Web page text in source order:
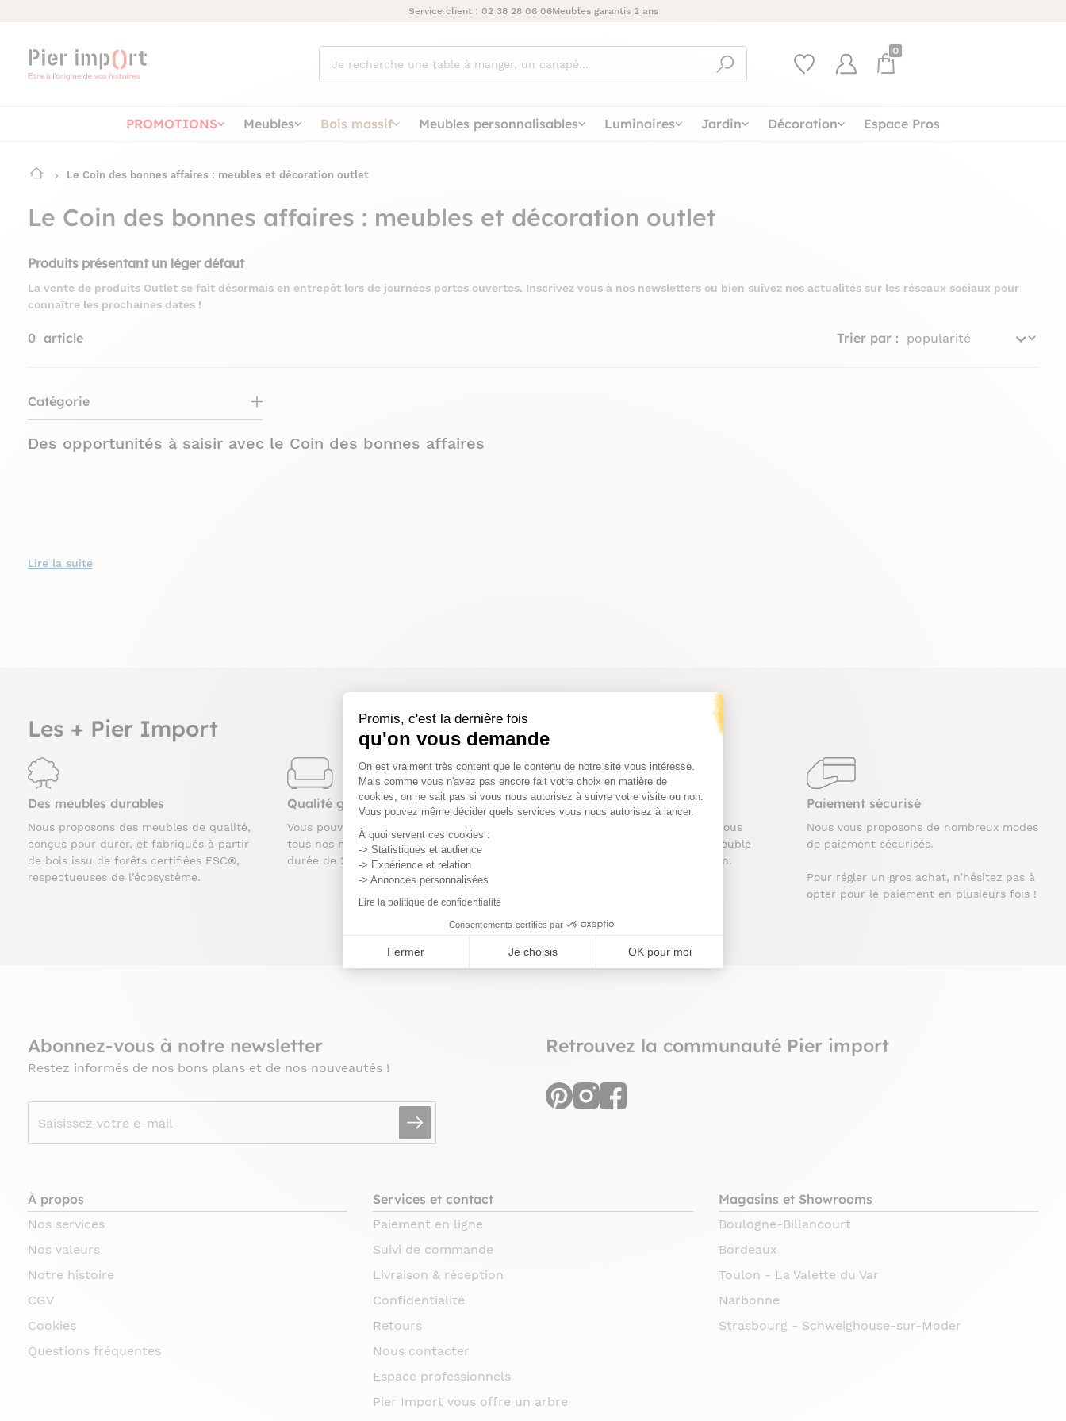
Promis, c'est la dernière fois
qu'on vous demande
Plateforme de Gestion du Consentement : Personnalisez vos Options
On est vraiment très content que le contenu de notre site vous intéresse.
Mais comme vous n'avez pas encore fait votre choix en matière de
cookies, on ne sait pas si vous nous autorisez à suivre votre visite ou non.
Vous pouvez même décider quels services vous nous autorisez à lancer.
À quoi servent ces cookies :
-> Statistiques et audience
-> Expérience et relation
-> Annonces personnalisées
Lire la politique de confidentialité
Consentements certifiés par
Fermer Je choisis OK pour moi
Service client : 02 38 28 06 06Meubles garantis 2 ans
cherchez
vous ?
0
PROMOTIONS Meubles Bois massif Meubles personnalisables Luminaires Jardin Décoration Espace Pros
Le Coin des bonnes affaires : meubles et décoration outlet
Le Coin des bonnes affaires : meubles et décoration outlet
Produits présentant un léger défaut
La vente de produits Outlet se fait désormais en entrepôt lors de journées portes ouvertes. Inscrivez vous à nos newsletters ou bien suivez nos actualités sur les réseaux sociaux pour
connaître les prochaines dates !
0 article Trier par :
Catégorie
Des opportunités à saisir avec le Coin des bonnes affaires
faites un choix écologique et économique !
Lire la suite
Les + Pier Import
Des meubles durables
Nous proposons des meubles de qualité,
conçus pour durer, et fabriqués à partir
de bois issu de forêts certifiées FSC®,
respectueuses de l’écosystème.
Qualité garantie
Vous pouvez commander sereinement,
tous nos meubles sont garantis pour une
durée de 2 ans.
Retours gratuits
Vous pouvez changer d’avis et nous
retourner gratuitement votre meuble
jusqu’à 15 jours après la livraison.
Paiement sécurisé
Nous vous proposons de nombreux modes
de paiement sécurisés.
Pour régler un gros achat, n’hésitez pas à
opter pour le paiement en plusieurs fois !
Abonnez-vous à notre newsletter
Restez informés de nos bons plans et de nos nouveautés !
Retrouvez la communauté Pier import
À propos
Nos services
Nos valeurs
Notre histoire
CGV
Cookies
Questions fréquentes
Services et contact
Paiement en ligne
Suivi de commande
Livraison & réception
Confidentialité
Retours
Nous contacter
Espace professionnels
Pier Import vous offre un arbre
Magasins et Showrooms
Boulogne-Billancourt
Bordeaux
Toulon - La Valette du Var
Narbonne
Strasbourg - Schweighouse-sur-Moder